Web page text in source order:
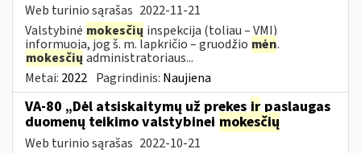
Web turinio sąrašas 2022-11-21
Valstybinė mokesčių inspekcija (toliau – VMI)
informuoja, jog š. m. lapkričio – gruodžio mėn.
mokesčių administratoriaus...
Metai: 2022 Pagrindinis: Naujiena
VA-80 „Dėl atsiskaitymų už prekes ir paslaugas
duomenų teikimo valstybinei mokesčių
Web turinio sąrašas 2022-10-21